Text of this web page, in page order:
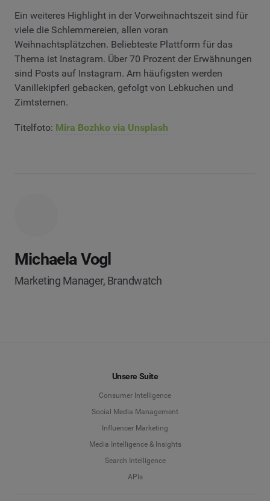
Ein weiteres Highlight in der Vorweihnachtszeit sind für
viele die Schlemmereien, allen voran
Weihnachtsplätzchen. Beliebteste Plattform für das
Thema ist Instagram. Über 70 Prozent der Erwähnungen
sind Posts auf Instagram. Am häufigsten werden
Vanillekipferl gebacken, gefolgt von Lebkuchen und
Zimtsternen.
Titelfoto: Mira Bozhko via Unsplash
Michaela Vogl
Marketing Manager, Brandwatch
Unsere Suite
Consumer Intelligence
Social Media Management
Influencer Marketing
Media Intelligence & Insights
Search Intelligence
APIs